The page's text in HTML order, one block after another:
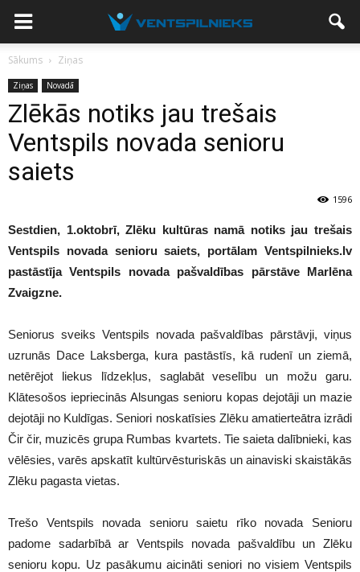
Sākums Ziņas
Ziņas Novadā
Zlēkās notiks jau trešais
Ventspils novada senioru
saiets
1596
Sestdien, 1.oktobrī, Zlēku kultūras namā notiks jau trešais
Ventspils novada senioru saiets, portālam Ventspilnieks.lv
pastāstīja Ventspils novada pašvaldības pārstāve Marlēna
Zvaigzne.
Seniorus sveiks Ventspils novada pašvaldības pārstāvji, viņus
uzrunās Dace Laksberga, kura pastāstīs, kā rudenī un ziemā,
netērējot liekus līdzekļus, saglabāt veselību un možu garu.
Klātesošos iepriecinās Alsungas senioru kopas dejotāji un mazie
dejotāji no Kuldīgas. Seniori noskatīsies Zlēku amatierteātra izrādi
Čir čir, muzicēs grupa Rumbas kvartets. Tie saieta dalībnieki, kas
vēlēsies, varēs apskatīt kultūrvēsturiskās un ainaviski skaistākās
Zlēku pagasta vietas.
Trešo Ventspils novada senioru saietu rīko novada Senioru
padome sadarbībā ar Ventspils novada pašvaldību un Zlēku
senioru kopu. Uz pasākumu aicināti seniori no visiem Ventspils